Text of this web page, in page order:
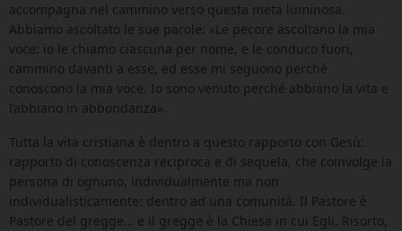
accompagna nel cammino verso questa meta luminosa.
Abbiamo ascoltato le sue parole: «Le pecore ascoltano la mia
voce: io le chiamo ciascuna per nome, e le conduco fuori,
cammino davanti a esse, ed esse mi seguono perché
conoscono la mia voce. Io sono venuto perché abbiano la vita e
l’abbiano in abbondanza».
Tutta la vita cristiana è dentro a questo rapporto con Gesù:
rapporto di conoscenza reciproca e di sequela, che coinvolge la
persona di ognuno, individualmente ma non
individualisticamente: dentro ad una comunità. Il Pastore è
Pastore del gregge… e il gregge è la Chiesa in cui Egli, Risorto,